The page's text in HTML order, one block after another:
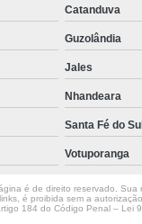
Catanduva
Guzolândia
Jales
Nhandeara
Santa Fé do Sul
Votuporanga
é de direito reservado. Sua
é proibida sem a
184 do Código Penal – Lei